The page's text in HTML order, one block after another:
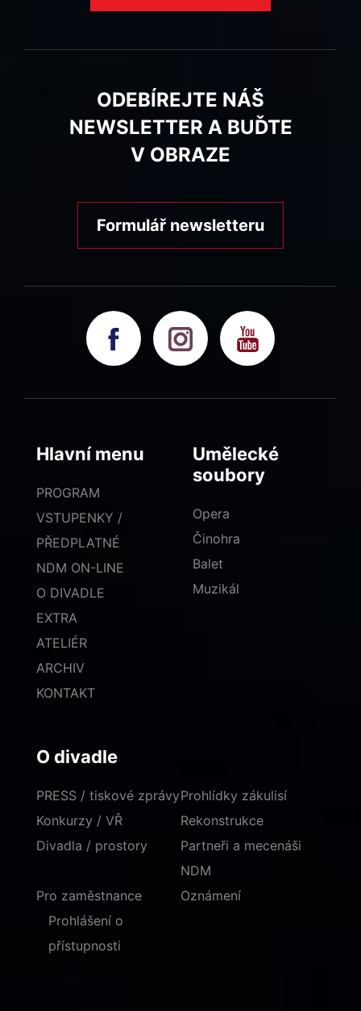
ODEBÍREJTE NÁŠ
NEWSLETTER A BUĎTE
V OBRAZE
Formulář newsletteru
Hlavní menu
PROGRAM
VSTUPENKY /
PŘEDPLATNÉ
NDM ON-LINE
O DIVADLE
EXTRA
ATELIÉR
ARCHIV
KONTAKT
Umělecké
soubory
Opera
Činohra
Balet
Muzikál
O divadle
PRESS / tiskové zprávy
Konkurzy / VŘ
Divadla / prostory
Prohlídky zákulisí
Rekonstrukce
Partneři a mecenáši
NDM
Pro zaměstnance
Oznámení
Prohlášení o
přístupnosti